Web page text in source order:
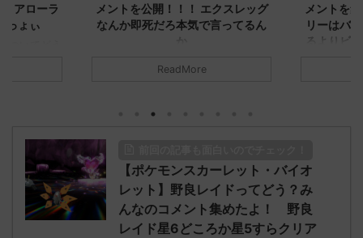
アローラ
っょぃ
ただダグト
れたウミト
めた！ (ﾜｯﾁ
メントを公開！！！ エクスレッグ
なんか即死だろ本気で言ってるん
か
う思ってる？ 初めの記事 元のス
た！ (ﾜｯﾁｮｲW d56d-NwUu)
2023/06/28(水)
01:07:00.69ID:oUI00NrJ0 エクスレ
ッグヘルムかっこいいから助かる 名
無しさん0971 0971 名無しさん、君に
決めた！ (ﾜｯﾁｮｲW b524-NwUu)
2023/06/28(水 ...
ReadMore
メントを
リーはバ
るよりビ
2023/06/
え忘れたガ
たラウドボ
しさん
【ポケモンスカーレット・バイオ
レット】野良レイドってどう？み
んなのコメント集めたよ！ 野良
レイド星6どころか星5すらクリア